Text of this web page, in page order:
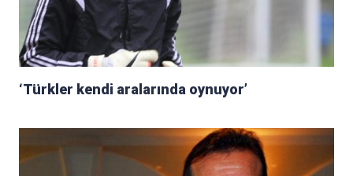
‘Türkler kendi aralarında oynuyor’